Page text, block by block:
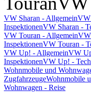
VW Sharan - AllgemeinVW
InspektionenVW Sharan -
VW Touran - AllgemeinVW
InspektionenVW Touran -
VW Up! - AllgemeinVW
InspektionenVW Up! -
Wohnmobile und
ZugfahrzeugeWohnmobile
Wohnwagen - Reise